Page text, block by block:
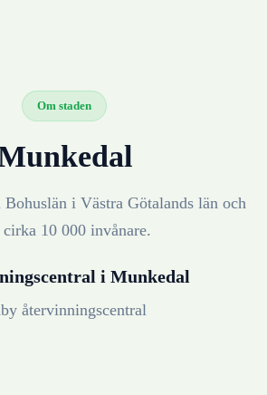
Om staden
i Västra Götalands län och
cirka 10 000 invånare.
i Munkedal
återvinningscentral